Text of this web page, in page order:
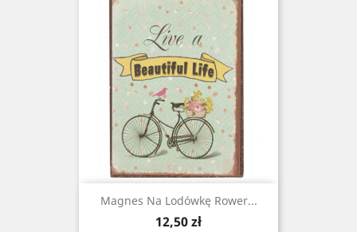
Magnes Na Lodówkę Rower...
Cena
12,50 zł